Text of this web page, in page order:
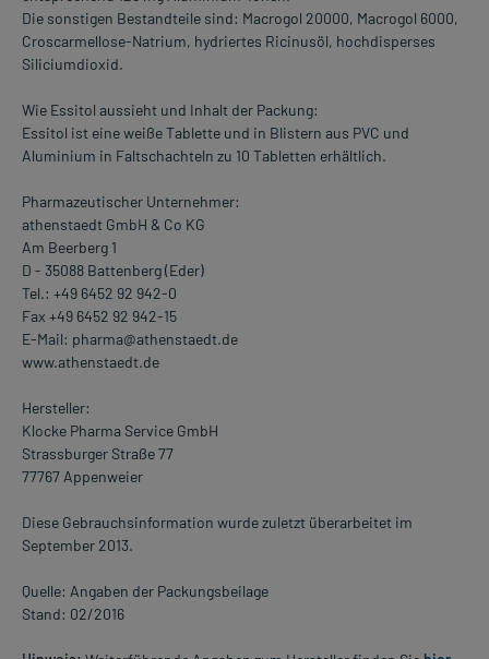
Die sonstigen Bestandteile sind: Macrogol 20000, Macrogol 6000,
Croscarmellose-Natrium, hydriertes Ricinusöl, hochdisperses
Siliciumdioxid.
Wie Essitol aussieht und Inhalt der Packung:
Essitol ist eine weiße Tablette und in Blistern aus PVC und
Aluminium in Faltschachteln zu 10 Tabletten erhältlich.
Pharmazeutischer Unternehmer:
athenstaedt GmbH & Co KG
Am Beerberg 1
D - 35088 Battenberg (Eder)
Tel.: +49 6452 92 942-0
Fax +49 6452 92 942-15
E-Mail: pharma@athenstaedt.de
www.athenstaedt.de
Hersteller:
Klocke Pharma Service GmbH
Strassburger Straße 77
77767 Appenweier
Diese Gebrauchsinformation wurde zuletzt überarbeitet im
September 2013.
Quelle: Angaben der Packungsbeilage
Stand: 02/2016